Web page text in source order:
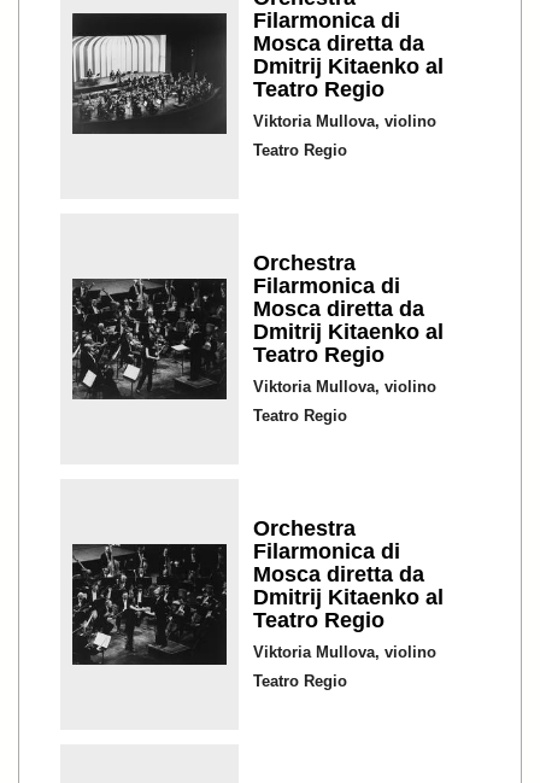
Filarmonica di
Mosca diretta da
Dmitrij Kitaenko al
Teatro Regio
Viktoria Mullova, violino
Teatro Regio
Orchestra
Filarmonica di
Mosca diretta da
Dmitrij Kitaenko al
Teatro Regio
Viktoria Mullova, violino
Teatro Regio
Orchestra
Filarmonica di
Mosca diretta da
Dmitrij Kitaenko al
Teatro Regio
Viktoria Mullova, violino
Teatro Regio